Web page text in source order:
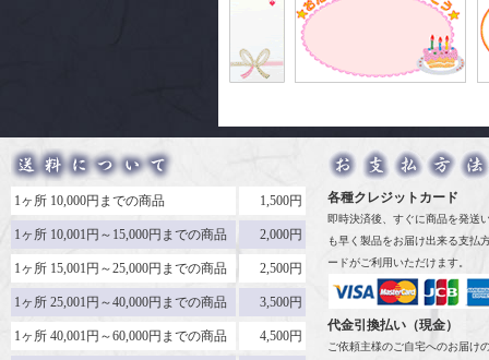
1ヶ所 10,000円までの商品 1,500円
1ヶ所 10,001円～15,000円までの商品 2,000円
1ヶ所 15,001円～25,000円までの商品 2,500円
1ヶ所 25,001円～40,000円までの商品 3,500円
1ヶ所 40,001円～60,000円までの商品 4,500円
各種クレジットカード
即時決済後、すぐに商品を発送
も早く製品をお届け出来る支払
ードがご利用いただけます。
代金引換払い（現金）
ご依頼主様のご自宅へのお届け